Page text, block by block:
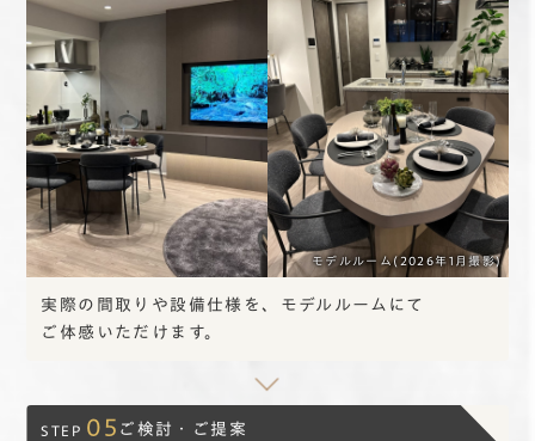
モデルルーム(2026年1月撮影)
実際の間取りや 設備仕様を、 モデルルームにて
ご体感いただけます。
STEP 05 ご検討・ご提案